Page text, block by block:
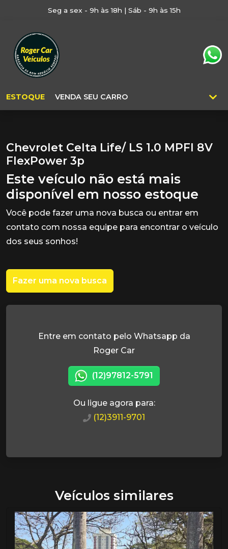
Seg a sex - 9h às 18h | Sáb - 9h às 15h
ESTOQUE VENDA SEU CARRO
Chevrolet Celta Life/ LS 1.0 MPFI 8V
FlexPower 3p
Este veículo não está mais
disponível em nosso estoque
Você pode fazer uma nova busca ou entrar em
contato com nossa equipe para encontrar o veículo
dos seus sonhos!
Fazer uma nova busca
Entre em contato pelo Whatsapp da
Roger Car
(12)97812-5791
Ou ligue agora para:
(12)3911-9701
Veículos similares